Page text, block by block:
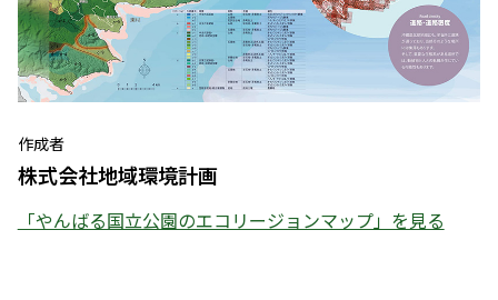
作成者
株式会社地域環境計画
「やんばる国立公園のエコリージョンマップ」を見る